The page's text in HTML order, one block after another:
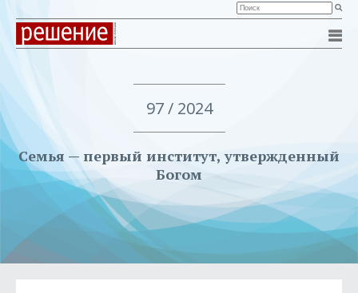
97 / 2024
Семья — первый институт, утвержденный
Богом